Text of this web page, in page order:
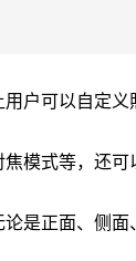
户可以自定义
模式等，还可
是正面、侧面